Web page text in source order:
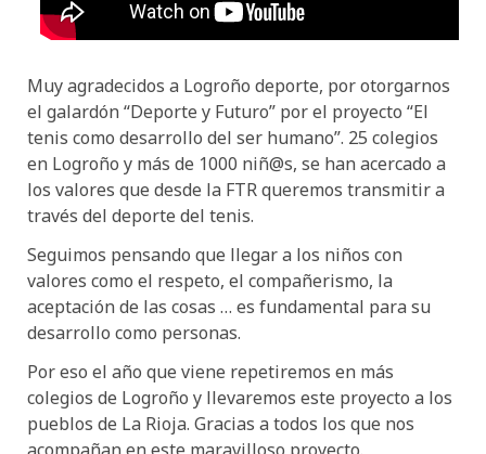
Muy agradecidos a Logroño deporte, por otorgarnos
el galardón “Deporte y Futuro” por el proyecto “El
tenis como desarrollo del ser humano”. 25 colegios
en Logroño y más de 1000 niñ@s, se han acercado a
los valores que desde la FTR queremos transmitir a
través del deporte del tenis.
Seguimos pensando que llegar a los niños con
valores como el respeto, el compañerismo, la
aceptación de las cosas … es fundamental para su
desarrollo como personas.
Por eso el año que viene repetiremos en más
colegios de Logroño y llevaremos este proyecto a los
pueblos de La Rioja. Gracias a todos los que nos